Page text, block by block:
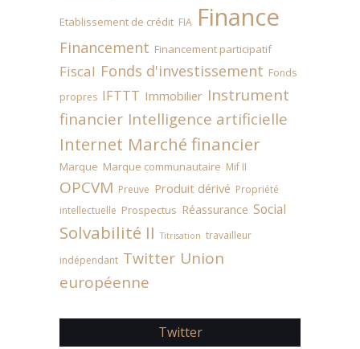
Etablissement de crédit FIA Finance
Financement Financement participatif
Fiscal Fonds d'investissement Fonds
propres IFTTT Immobilier Instrument
financier Intelligence artificielle
Internet Marché financier
Marque Marque communautaire Mif II
OPCVM Preuve Produit dérivé Propriété
intellectuelle Prospectus Réassurance Social
Solvabilité II Titrisation travailleur
indépendant Twitter Union
européenne
Twitter